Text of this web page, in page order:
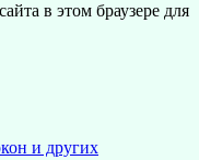
в этом браузере для
и других